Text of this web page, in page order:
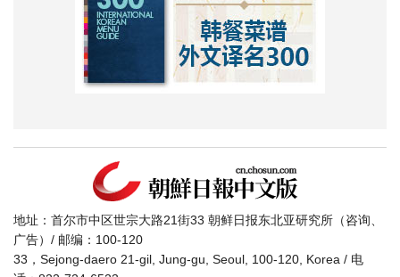
地址：首尔市中区世宗大路21街33 朝鲜日报东北亚研究所（咨询、
广告）/ 邮编：100-120
33，Sejong-daero 21-gil, Jung-gu, Seoul, 100-120, Korea / 电